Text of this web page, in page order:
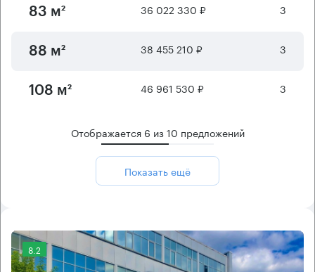
83 м² 36 022 330 ₽ 3
88 м² 38 455 210 ₽ 3
108 м² 46 961 530 ₽ 3
Отображается 6 из10 предложений
Показать ещё
8.2